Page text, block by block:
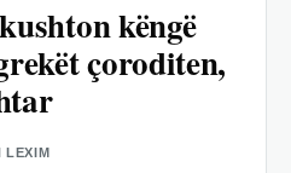
këngë
çoroditen,
LEXIM